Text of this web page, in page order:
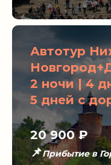
Автотур
2 ночи | 4
5 дней с
20 900 ₽
📌Прибытие в